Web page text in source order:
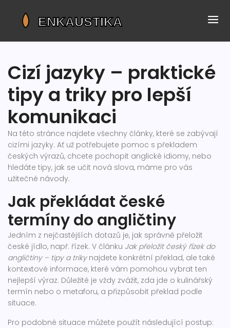
Cizí jazyky – praktické
tipy a triky pro lepší
komunikaci
Na této stránce najdete všechny články, které se zabývají
cizími jazyky. Ať už potřebujete pomoc s překladem
českých výrazů, chcete pochopit anglické idiomy, nebo
hledáte tipy, jak se učit nová slova, máme pro vás
užitečné návody.
Jak překládat české
termíny do angličtiny
Jedním z nejčastějších dotazů je, jak správně přeložit
české jídlo, např. řízek. V článku Jak přeložit český řízek do
angličtiny – tipy a trikynajdete konkrétní překlad, ale také
kontextové informace, které vám pomohou vybrat ten
nejlepší výraz. Důležité je vždy zvážit, zda jde o kulinářský
termín nebo o metaforu, a přizpůsobit překlad podle
situace.
Pro podobné situace můžete použít následující postup: